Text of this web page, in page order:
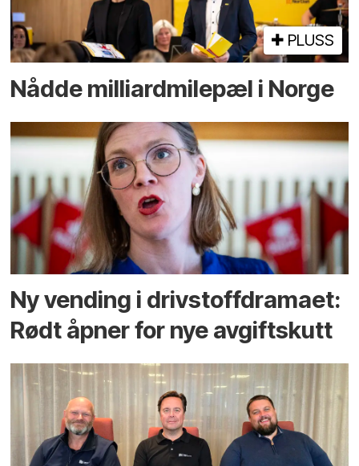
PLUSS
Nådde milliard­­milepæl i Norge
Ny vending i drivstoffdramaet:
Rødt åpner for nye avgiftskutt